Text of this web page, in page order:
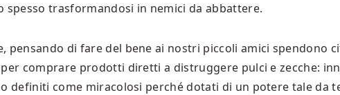
spesso trasformandosi in nemici da abbattere.
pensando di fare del bene ai nostri piccoli amici spendono
comprare prodotti diretti a distruggere pulci e zecche:
definiti come miracolosi perché dotati di un potere tale da